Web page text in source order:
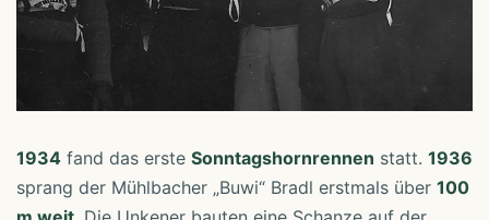
1934 fand das erste Sonntagshornrennen statt. 1936
sprang der Mühlbacher „Buwi“ Bradl erstmals über 100